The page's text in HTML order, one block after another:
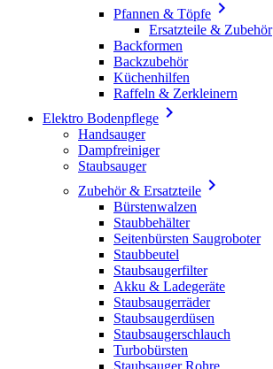
Pfannen & Töpfe 
Ersatzteile & Zubehör
Backformen
Backzubehör
Küchenhilfen
Raffeln & Zerkleinern
Elektro Bodenpflege 
Handsauger
Dampfreiniger
Staubsauger
Zubehör & Ersatzteile 
Bürstenwalzen
Staubbehälter
Seitenbürsten Saugroboter
Staubbeutel
Staubsaugerfilter
Akku & Ladegeräte
Staubsaugerräder
Staubsaugerdüsen
Staubsaugerschlauch
Turbobürsten
Staubsauger Rohre